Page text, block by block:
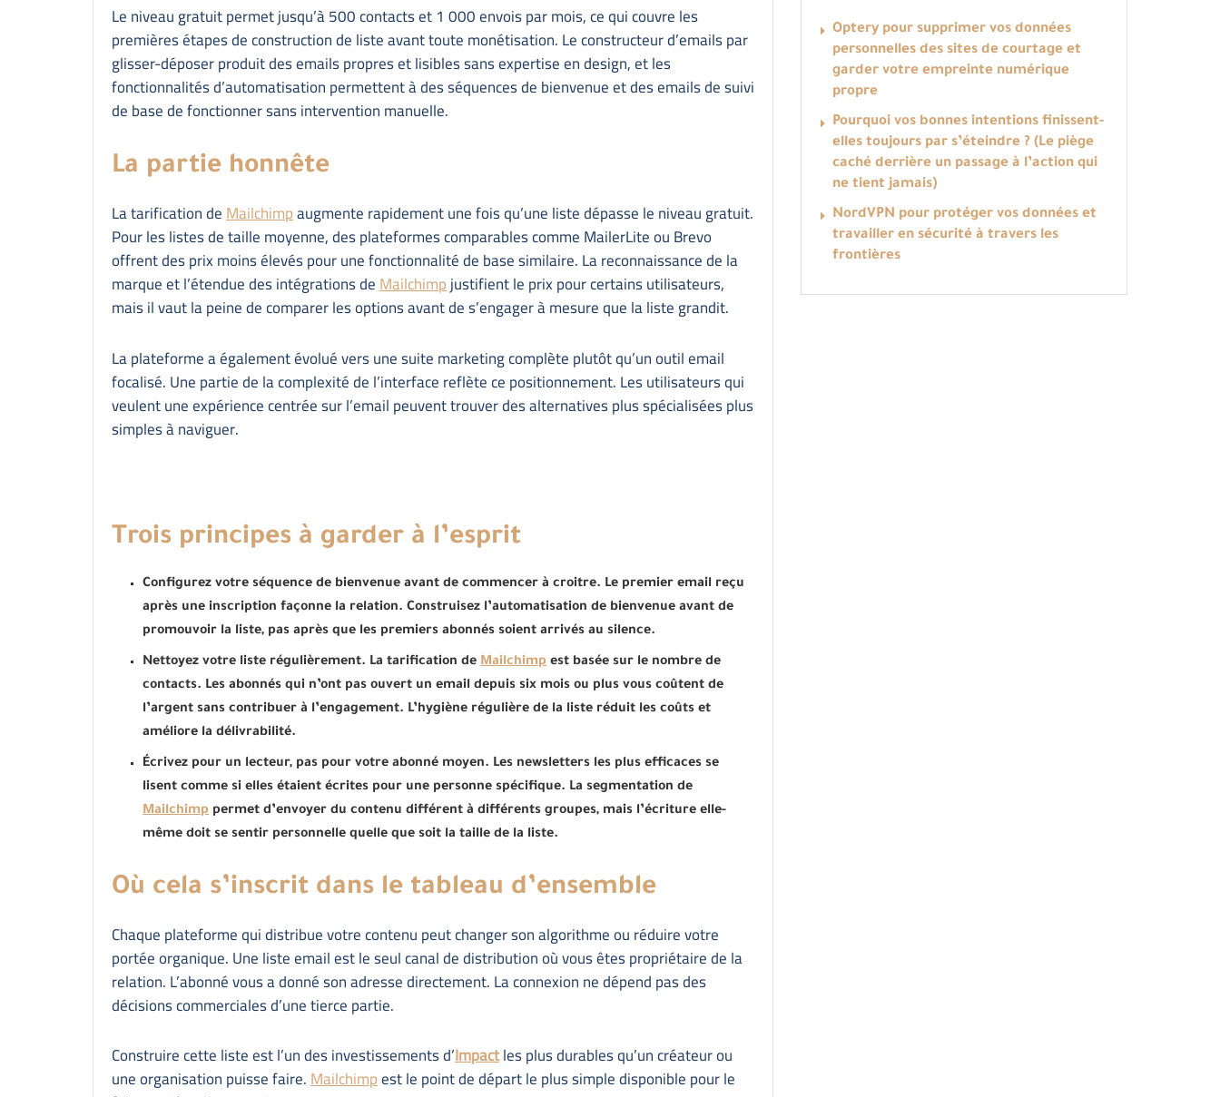
Le niveau gratuit permet jusqu’à 500 contacts et 1 000 envois par mois, ce qui couvre les
premières étapes de construction de liste avant toute monétisation. Le constructeur d’emails par
glisser-déposer produit des emails propres et lisibles sans expertise en design, et les
fonctionnalités d’automatisation permettent à des séquences de bienvenue et des emails de suivi
de base de fonctionner sans intervention manuelle.
La partie honnête
La tarification deMailchimpaugmente rapidement une fois qu’une liste dépasse le niveau gratuit.
Pour les listes de taille moyenne, des plateformes comparables comme MailerLite ou Brevo
offrent des prix moins élevés pour une fonctionnalité de base similaire. La reconnaissance de la
marque et l’étendue des intégrations deMailchimpjustifient le prix pour certains utilisateurs,
mais il vaut la peine de comparer les options avant de s’engager à mesure que la liste grandit.
La plateforme a également évolué vers une suite marketing complète plutôt qu’un outil email
focalisé. Une partie de la complexité de l’interface reflète ce positionnement. Les utilisateurs qui
veulent une expérience centrée sur l’email peuvent trouver des alternatives plus spécialisées plus
simples à naviguer.
Trois principes à garder à l’esprit
Configurez votre séquence de bienvenue avant de commencer à croitre. Le premier email reçu
après une inscription façonne la relation. Construisez l’automatisation de bienvenue avant de
promouvoir la liste, pas après que les premiers abonnés soient arrivés au silence.
Nettoyez votre liste régulièrement. La tarification deMailchimpest basée sur le nombre de
contacts. Les abonnés qui n’ont pas ouvert un email depuis six mois ou plus vous coûtent de
l’argent sans contribuer à l’engagement. L’hygiène régulière de la liste réduit les coûts et
améliore la délivrabilité.
Écrivez pour un lecteur, pas pour votre abonné moyen. Les newsletters les plus efficaces se
lisent comme si elles étaient écrites pour une personne spécifique. La segmentation de
Mailchimppermet d’envoyer du contenu différent à différents groupes, mais l’écriture elle-
même doit se sentir personnelle quelle que soit la taille de la liste.
Où cela s’inscrit dans le tableau d’ensemble
Chaque plateforme qui distribue votre contenu peut changer son algorithme ou réduire votre
portée organique. Une liste email est le seul canal de distribution où vous êtes propriétaire de la
relation. L’abonné vous a donné son adresse directement. La connexion ne dépend pas des
décisions commerciales d’une tierce partie.
Construire cette liste est l’un des investissements d’Impactles plus durables qu’un créateur ou
une organisation puisse faire.Mailchimpest le point de départ le plus simple disponible pour le
Optery pour supprimer vos données
personnelles des sites de courtage et
garder votre empreinte numérique
propre
Pourquoi vos bonnes intentions finissent-
elles toujours par s’éteindre ? (Le piège
caché derrière un passage à l’action qui
ne tient jamais)
NordVPN pour protéger vos données et
travailler en sécurité à travers les
frontières